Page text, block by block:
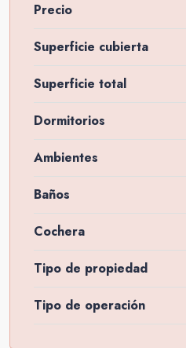
Precio
Superficie cubierta
Superficie total
Dormitorios
Ambientes
Baños
Cochera
Tipo de propiedad
Tipo de operación